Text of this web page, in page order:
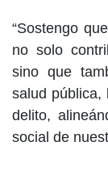
“Sostengo
no solo
sino que
salud pública,
delito,
social de